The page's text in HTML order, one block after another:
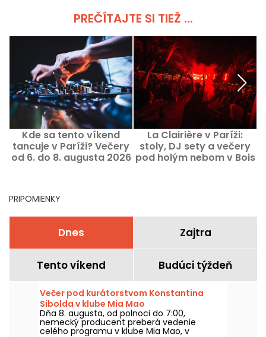
PREČÍTAJTE SI TIEŽ ...
Kde sa tento víkend
tancuje v Paríži? Večery
od 6. do 8. augusta 2026
La Clairière v Paríži:
stoly, DJ sety a večery
pod holým nebom v Bois
PRIPOMIENKY
Dnes Zajtra
Tento víkend Budúci týždeň
Večer pod kurátorstvom Konstantina
Sibolda v klube Mia Mao
Dňa 8. augusta, od polnoci do 7:00,
nemecký producent preberá vedenie
celého programu v klube Mia Mao, v